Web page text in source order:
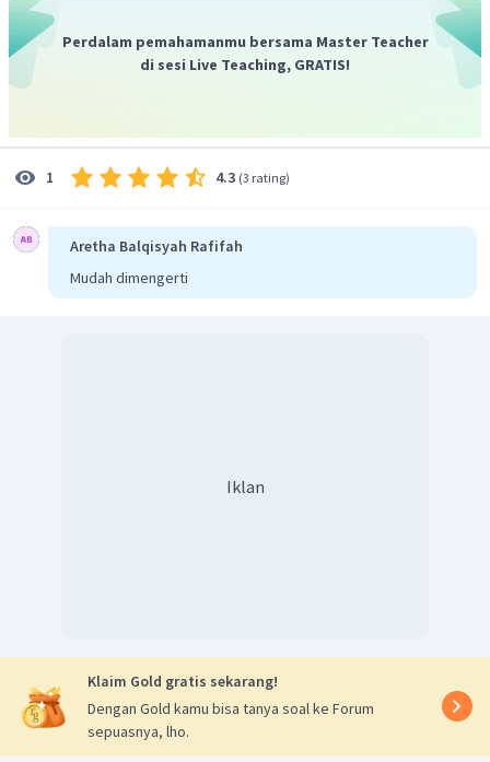
Oleh karena itu, hasil persilangan antara keturunan
pertama (Mm) dengan mawar merah (MM) memiliki
Perdalam pemahamanmu bersama Master Teacher
di sesi Live Teaching, GRATIS!
1 4.3 (3 rating)
Aretha Balqisyah Rafifah
Mudah dimengerti
Iklan
Klaim Gold gratis sekarang!
Dengan Gold kamu bisa tanya soal ke Forum
sepuasnya, lho.